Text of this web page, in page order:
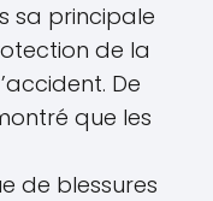
sa principale
de la
De
que les
de blessures